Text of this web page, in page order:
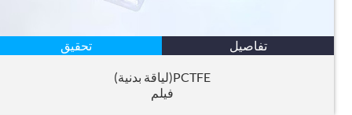
تفاصيل تحقيق
PCTFE(لياقة بدنية)
فيلم